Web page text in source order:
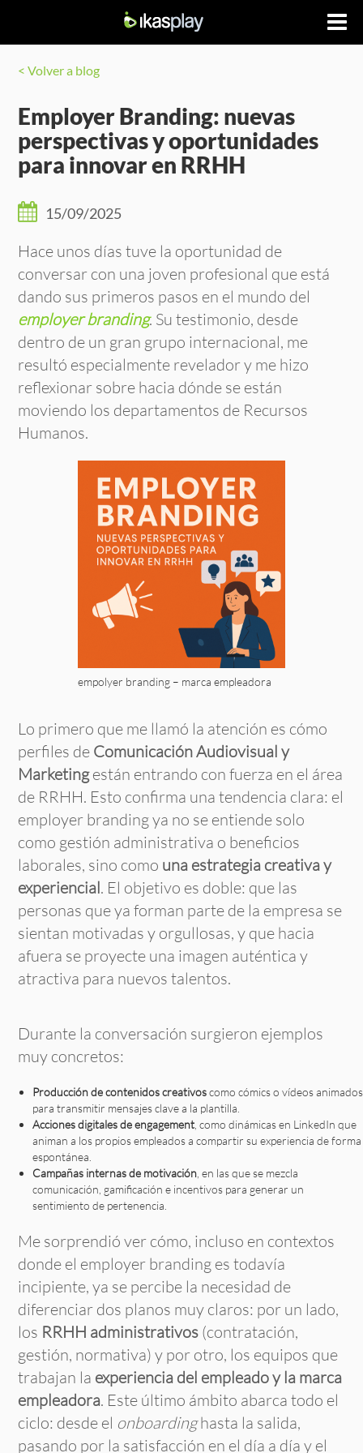
< Volver a blog
Employer Branding: nuevas
perspectivas y oportunidades
para innovar en RRHH
15/09/2025
Hace unos días tuve la oportunidad de
conversar con una joven profesional que está
dando sus primeros pasos en el mundo del
employer branding. Su testimonio, desde
dentro de un gran grupo internacional, me
resultó especialmente revelador y me hizo
reflexionar sobre hacia dónde se están
moviendo los departamentos de Recursos
Humanos.
empolyer branding – marca empleadora
Lo primero que me llamó la atención es cómo
perfiles de Comunicación Audiovisual y
Marketingestán entrando con fuerza en el área
de RRHH. Esto confirma una tendencia clara: el
employer branding ya no se entiende solo
como gestión administrativa o beneficios
laborales, sino como una estrategia creativa y
experiencial. El objetivo es doble: que las
personas que ya forman parte de la empresa se
sientan motivadas y orgullosas, y que hacia
afuera se proyecte una imagen auténtica y
atractiva para nuevos talentos.
Durante la conversación surgieron ejemplos
muy concretos:
Producción de contenidos creativoscomo cómics o vídeos animados
para transmitir mensajes clave a la plantilla.
Acciones digitales de engagement , como dinámicas en LinkedIn que
animan a los propios empleados a compartir su experiencia de forma
espontánea.
Campañas internas de motivación , en las que se mezcla
comunicación, gamificación e incentivos para generar un
sentimiento de pertenencia.
Me sorprendió ver cómo, incluso en contextos
donde el employer branding es todavía
incipiente, ya se percibe la necesidad de
diferenciar dos planos muy claros: por un lado,
los RRHH administrativos (contratación,
gestión, normativa) y por otro, los equipos que
trabajan la experiencia del empleado y la marca
empleadora. Este último ámbito abarca todo el
ciclo: desde el onboardinghasta la salida,
pasando por la satisfacción en el día a día y el